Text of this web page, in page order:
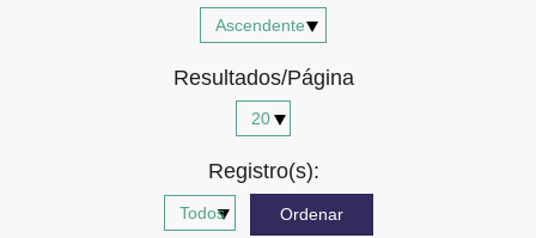
Resultados/Página
Registro(s):